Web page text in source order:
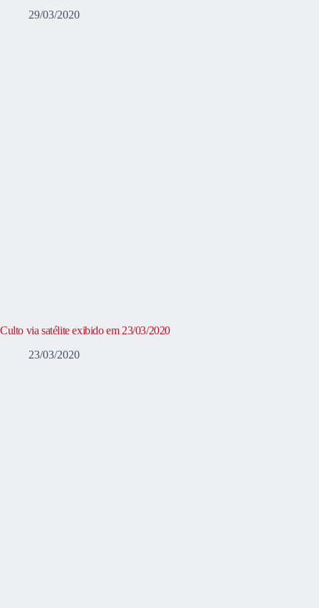
29/03/2020
Culto via satélite exibido em 23/03/2020
23/03/2020